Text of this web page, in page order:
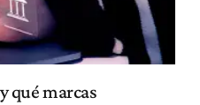
qué marcas